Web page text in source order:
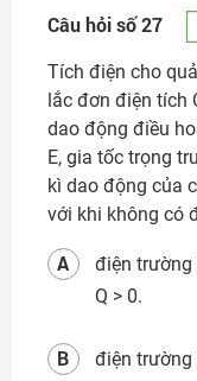
Câu hỏi số 27
Tích điện cho
lắc đơn điện tích
dao động điều
E, gia tốc trọng
kì dao động của
với khi không có
điện
Q > 0.
A
điện trường
B